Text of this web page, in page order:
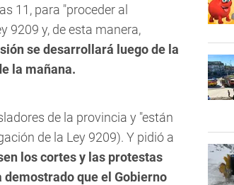
11, para "proceder al
9209 y, de esta manera,
se desarrollará luego de la
la mañana.
de la provincia y "están
de la Ley 9209). Y pidió a
los cortes y las protestas
demostrado que el Gobierno